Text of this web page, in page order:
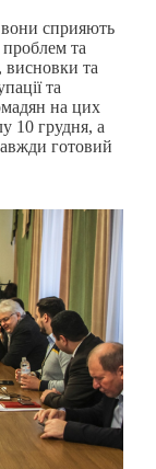
вони сприяють
та
та
та
на цих
10 грудня, а
готовий